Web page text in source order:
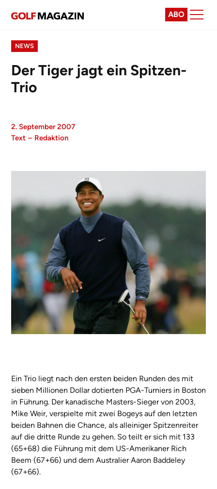
ABO
NEWS
Der Tiger jagt ein Spitzen-
Trio
2. September 2007
Text – Redaktion
Ein Trio liegt nach den ersten beiden Runden des mit
sieben Millionen Dollar dotierten PGA-Turniers in Boston
in Führung. Der kanadische Masters-Sieger von 2003,
Mike Weir, verspielte mit zwei Bogeys auf den letzten
beiden Bahnen die Chance, als alleiniger Spitzenreiter
auf die dritte Runde zu gehen. So teilt er sich mit 133
(65+68) die Führung mit dem US-Amerikaner Rich
Beem (67+66) und dem Australier Aaron Baddeley
(67+66).